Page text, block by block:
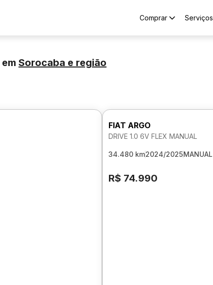
Comprar Serviços
em Sorocaba e região
FIAT ARGO
DRIVE 1.0 6V FLEX MANUAL
34.480 km2024/2025MANUAL
R$ 74.990